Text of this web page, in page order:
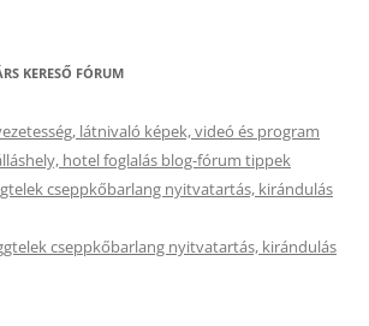
KERESŐ FÓRUM
látnivaló képek, videó és program
hotel foglalás blog-fórum tippek
cseppkőbarlang nyitvatartás, kirándulás
cseppkőbarlang nyitvatartás, kirándulás